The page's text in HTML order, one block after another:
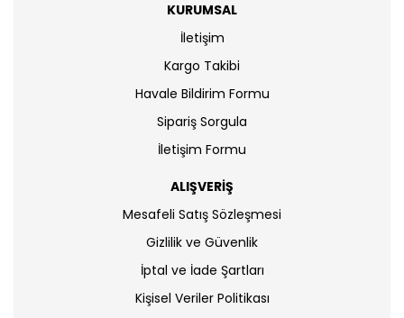
KURUMSAL
İletişim
Kargo Takibi
Havale Bildirim Formu
Sipariş Sorgula
İletişim Formu
ALIŞVERİŞ
Mesafeli Satış Sözleşmesi
Gizlilik ve Güvenlik
İptal ve İade Şartları
Kişisel Veriler Politikası